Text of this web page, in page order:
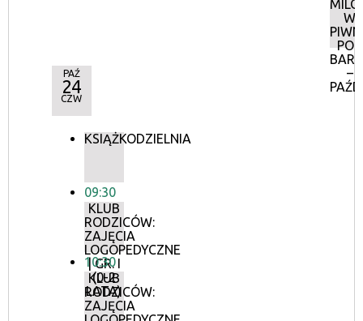
W
POD
–
PAŹ
24
CZW
KSIĄŻKODZIELNIA
09:30
KLUB
RODZICÓW:
ZAJĘCIA
LOGOPEDYCZNE
| GR. I
(0-2
LATA)
10:30
KLUB
RODZICÓW:
ZAJĘCIA